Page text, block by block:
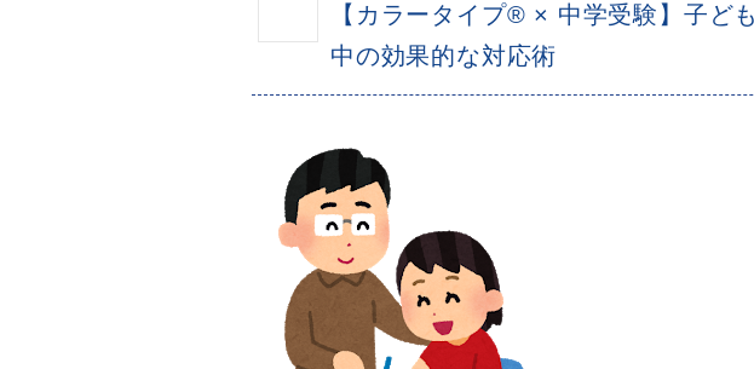
【カラータイプ® × 中学受験】子ど
中の効果的な対応術